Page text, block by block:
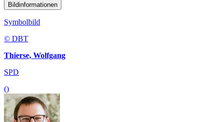
Bildinformationen
Symbolbild
© DBT
Thierse, Wolfgang
SPD
()